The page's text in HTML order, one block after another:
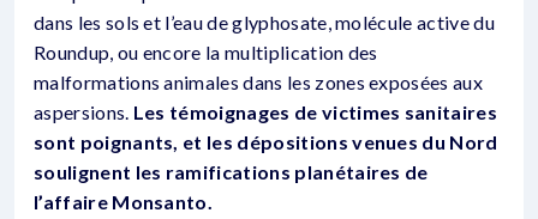
dans les sols et l’eau de glyphosate, molécule active du
Roundup, ou encore la multiplication des
malformations animales dans les zones exposées aux
aspersions. Les témoignages de victimes sanitaires
sont poignants, et les dépositions venues du Nord
soulignent les ramifications planétaires de
l’affaire Monsanto.